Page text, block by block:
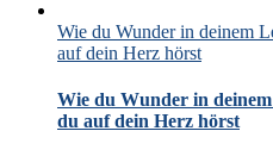
Wie du Wunder in deinem
auf dein Herz hörst
Wie du Wunder in
du auf dein Herz hörst